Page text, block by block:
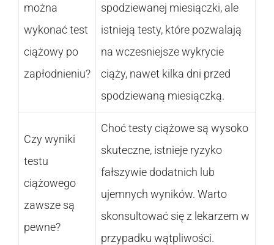
można
wykonać test
ciążowy po
zapłodnieniu?
spodziewanej miesiączki, ale
istnieją testy, które pozwalają
na wczesniejsze wykrycie
ciąży, nawet kilka dni przed
spodziewaną miesiączką.
Czy wyniki
testu
ciążowego
zawsze są
pewne?
Choć testy ciążowe są wysoko
skuteczne, istnieje ryzyko
fałszywie dodatnich lub
ujemnych wyników. Warto
skonsultować się z lekarzem w
przypadku wątpliwości.